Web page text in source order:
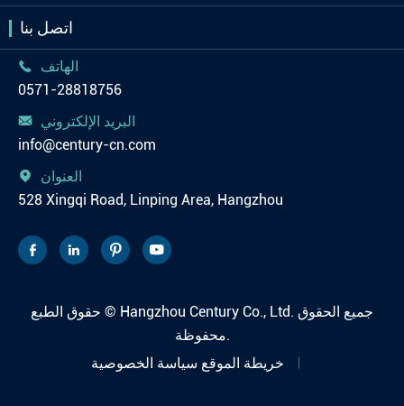
اتصل بنا

الهاتف
0571-28818756

البريد الإلكتروني
info@century-cn.com

العنوان
528 Xingqi Road, Linping Area, Hangzhou
   
حقوق الطبع © Hangzhou Century Co., Ltd.
محفوظة.
خريطة الموقع سياسة الخصوصية